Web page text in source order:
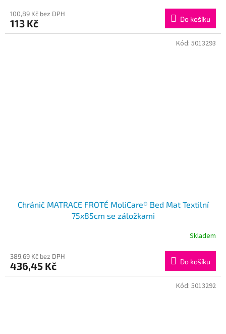
100,89 Kč bez DPH
113 Kč Do košíku
Chránič MATRACE FROTÉ MoliCare® Bed Mat Textilní
75x85cm se záložkami
Skladem
389,69 Kč bez DPH
436,45 Kč Do košíku
Kód: 5013293
Kód: 5013292